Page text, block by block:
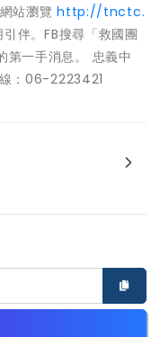
站瀏覽http://tnctc.
伴。FB搜尋「救國團
第一手消息。 忠義中
：06-2223421